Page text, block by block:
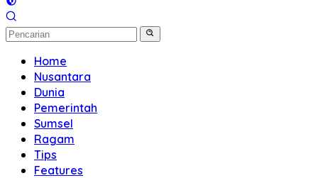
Home
Nusantara
Dunia
Pemerintah
Sumsel
Ragam
Tips
Features